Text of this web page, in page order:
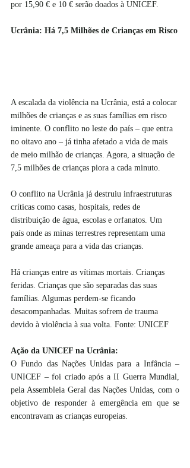
por 15,90 € e 10 € serão doados à UNICEF.
Ucrânia: Há 7,5 Milhões de Crianças em Risco
A escalada da violência na Ucrânia, está a colocar
milhões de crianças e as suas famílias em risco
iminente. O conflito no leste do país – que entra
no oitavo ano – já tinha afetado a vida de mais
de meio milhão de crianças. Agora, a situação de
7,5 milhões de crianças piora a cada minuto.
O conflito na Ucrânia já destruiu infraestruturas
críticas como casas, hospitais, redes de
distribuição de água, escolas e orfanatos. Um
país onde as minas terrestres representam uma
grande ameaça para a vida das crianças.
Há crianças entre as vítimas mortais. Crianças
feridas. Crianças que são separadas das suas
famílias. Algumas perdem-se ficando
desacompanhadas. Muitas sofrem de trauma
devido à violência à sua volta. Fonte: UNICEF
Ação da UNICEF na Ucrânia:
O Fundo das Nações Unidas para a Infância –
UNICEF – foi criado após a II Guerra Mundial,
pela Assembleia Geral das Nações Unidas, com o
objetivo de responder à emergência em que se
encontravam as crianças europeias.